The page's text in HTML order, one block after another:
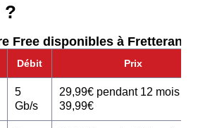
?
Free disponibles à Fretterans :
Débit Prix
5
Gb/s
29,99€ pendant 12 mois
39,99€